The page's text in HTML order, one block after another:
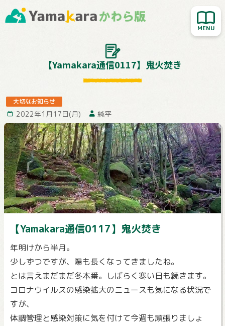
新着記事を読む
Yamakara登山教室
行ってきました！
お客様レポート
Yamakaraサイト
お問い合わせ
【Yamakara通信0117】鬼火焚き
大切なお知らせ
2022年1月17日(月) 純平
【Yamakara通信0117】鬼火焚き
年明けから半月。
少しずつですが、陽も長くなってきましたね。
とは言えまだまだ冬本番。しばらく寒い日も続きます。
コロナウイルスの感染拡大のニュースも気になる状況で
すが、
体調管理と感染対策に気を付けて今週も頑張りましょ